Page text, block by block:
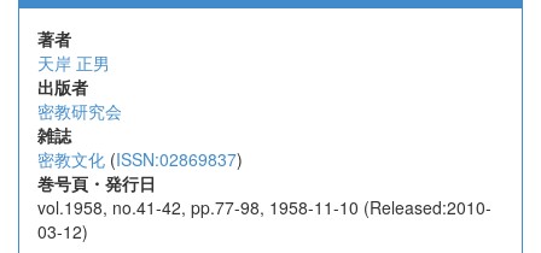
著者
天岸 正男
出版者
密教研究会
雑誌
密教文化 (ISSN:02869837)
巻号頁・発行日
vol.1958, no.41-42, pp.77-98, 1958-11-10 (Released:2010-
03-12)